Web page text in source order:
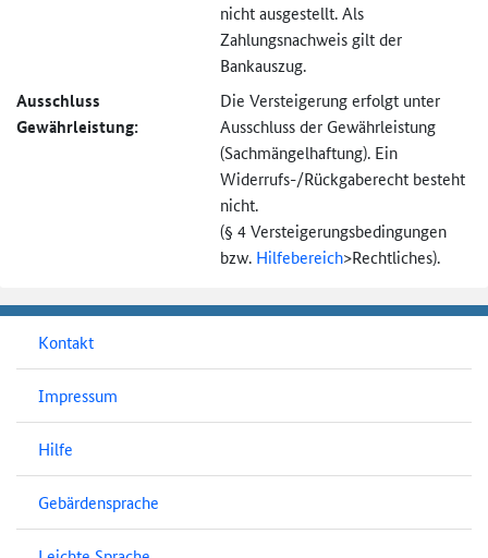
nicht ausgestellt. Als
Zahlungsnachweis gilt der
Bankauszug.
Ausschluss
Gewährleistung:
Die Versteigerung erfolgt unter
Ausschluss der Gewährleistung
(Sachmängel­haftung). Ein
Widerrufs-/Rückgaberecht besteht
nicht.
(§ 4 Versteigerungs­bedingungen
bzw. Hilfebereich>Rechtliches).
Kontakt
Impressum
Hilfe
Gebärdensprache